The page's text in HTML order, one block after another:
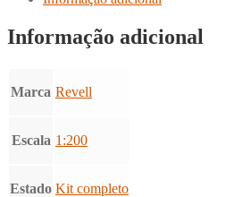
Informação adicional
Marca Revell
Escala 1:200
Estado Kit completo